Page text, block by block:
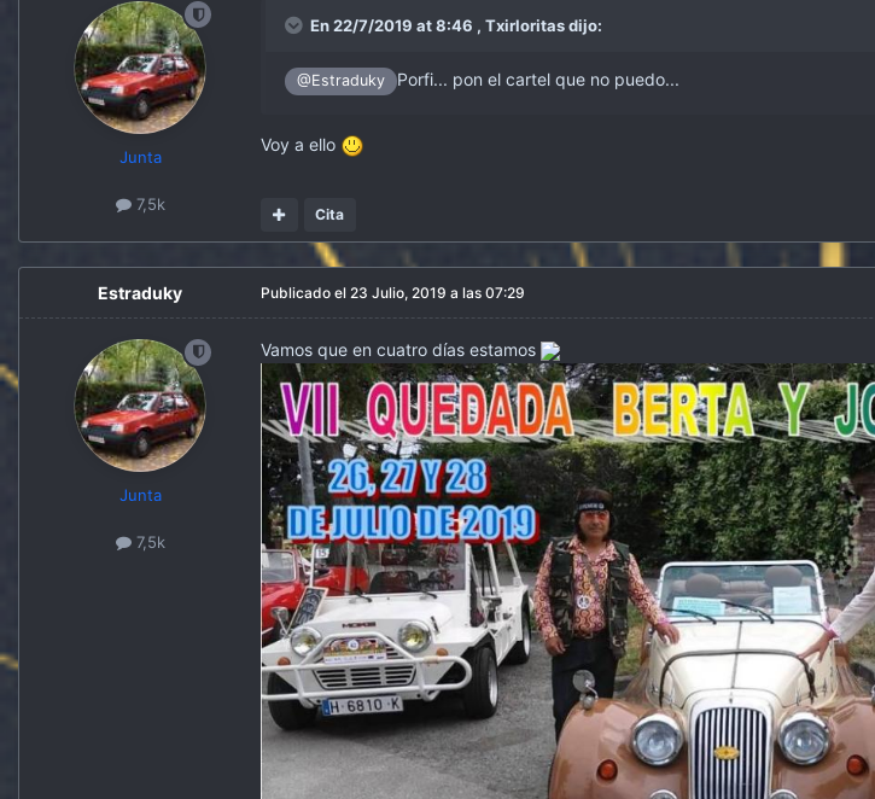
Junta
7,5k
En 22/7/2019 at 8:46 , Txirloritasdijo:
@Estraduky Porfi... pon el cartel que no puedo...
Voy a ello
Cita
Estraduky
Junta
7,5k
Publicado el 23 Julio, 2019 a las 07:29
Vamos que en cuatro días estamos